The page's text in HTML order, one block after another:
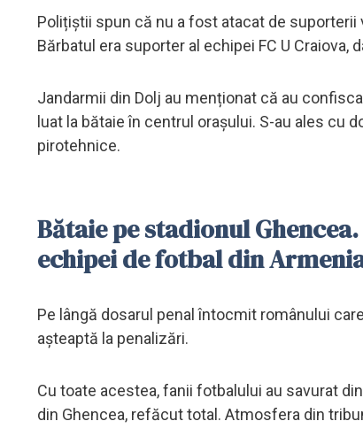
Polițiștii spun că nu a fost atacat de
Bărbatul era suporter al echipei FC U Craiova,
Jandarmii din Dolj au menționat că au
luat la bătaie în centrul orașului. S-au ales cu
pirotehnice.
Bătaie pe stadionul
echipei de fotbal din
Pe lângă dosarul penal întocmit românului
așteaptă la penalizări.
Cu toate acestea, fanii fotbalului au savurat
din Ghencea, refăcut total. Atmosfera din